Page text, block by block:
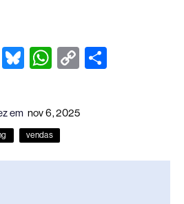
Li
Bl
sk
y
W
at
s
A
p
C
y
n
em nov 6, 2025
vendas